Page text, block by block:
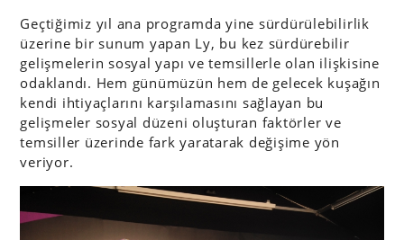
Geçtiğimiz yıl ana programda yine sürdürülebilirlik
üzerine bir sunum yapan Ly, bu kez sürdürebilir
gelişmelerin sosyal yapı ve temsillerle olan ilişkisine
odaklandı. Hem günümüzün hem de gelecek kuşağın
kendi ihtiyaçlarını karşılamasını sağlayan bu
gelişmeler sosyal düzeni oluşturan faktörler ve
temsiller üzerinde fark yaratarak değişime yön
veriyor.